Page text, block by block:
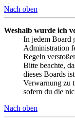
Nach oben
Weshalb wurde ich
In jedem Board
Administration
Regeln
Bitte beachte,
dieses Boards
Verwarnung zu
sofern du die
Nach oben